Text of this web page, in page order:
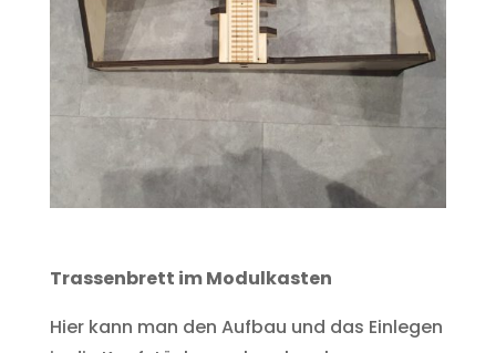
Trassenbrett im Modulkasten
Hier kann man den Aufbau und das Einlegen